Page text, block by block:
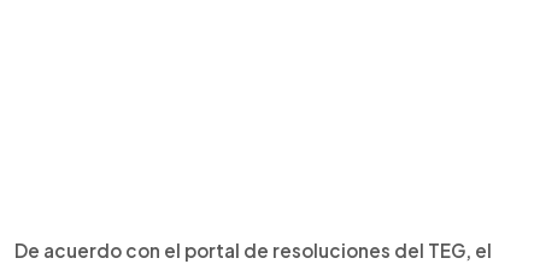
De acuerdo con el portal de resoluciones del TEG, el